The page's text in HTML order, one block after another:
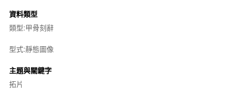
資料類型
類型:甲骨刻辭
型式:靜態圖像
主題與關鍵字
拓片